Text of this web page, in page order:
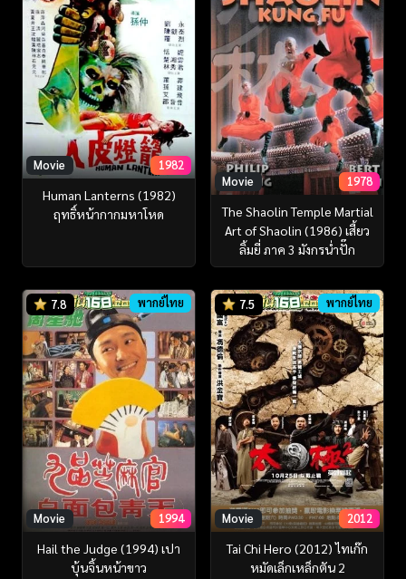
Movie 1982
Human Lanterns (1982)
ฤทธิ์หน้ากากมหาโหด
Movie 1978
The Shaolin Temple Martial
Art of Shaolin (1986) เสี้ยว
ลิ้มยี่ ภาค 3 มังกรน่ำปั๊ก
7.8 พากย์ไทย
Movie 1994
Hail the Judge (1994) เปา
บุ้นจิ้นหน้าขาว
7.5 พากย์ไทย
Movie 2012
Tai Chi Hero (2012) ไทเก๊ก
หมัดเล็กเหล็กตัน 2